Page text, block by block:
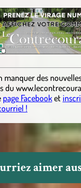
manquer des
du
page Facebooket
!
aimer